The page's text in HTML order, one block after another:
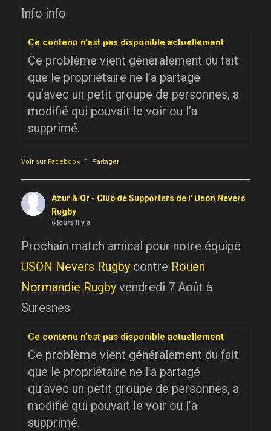
Info info
Ce contenu n’est pas disponible actuellement
Ce problème vient généralement du fait
que le propriétaire ne l’a partagé
qu’avec un petit groupe de personnes, a
modifié qui pouvait le voir ou l’a
supprimé.
Voir sur Facebook · Partager
Azur & Or - Club de Supporters de l' Uson Nevers
Rugby
6 jours il y a
Prochain match amical pour notre équipe
USON Nevers Rugby contre Rouen
Normandie Rugby vendredi 7 Août à
Suresnes
Ce contenu n’est pas disponible actuellement
Ce problème vient généralement du fait
que le propriétaire ne l’a partagé
qu’avec un petit groupe de personnes, a
modifié qui pouvait le voir ou l’a
supprimé.